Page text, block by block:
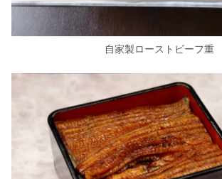
自家製ローストビーフ重